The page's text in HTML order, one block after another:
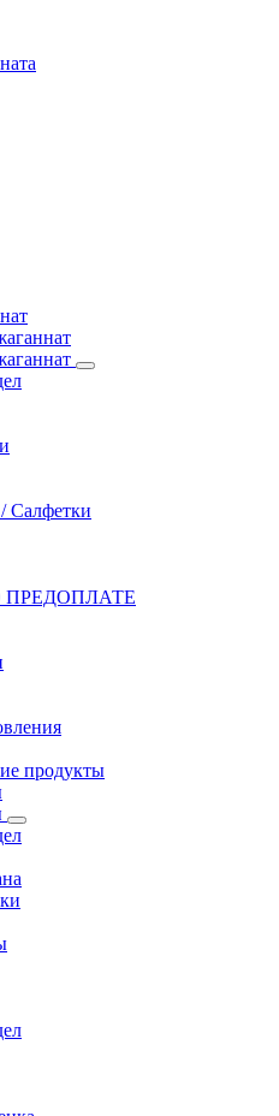
Салфетки
ПРЕДОПЛАТЕ
продукты